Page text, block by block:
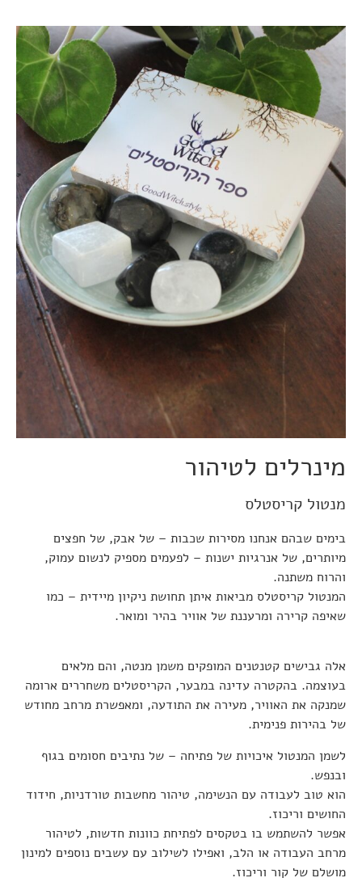
מינרלים לטיהור
מנטול קריסטלס
בימים שבהם אנחנו מסירות שכבות – של אבק, של חפצים
מיותרים, של אנרגיות ישנות – לפעמים מספיק לנשום עמוק,
והרוח משתנה.
המנטול קריסטלס מביאות איתן תחושת ניקיון מיידית – כמו
שאיפה קרירה ומרעננת של אוויר בהיר ומואר.
אלה גבישים קטנטנים המופקים משמן מנטה, והם מלאים
בעוצמה. בהקטרה עדינה במבער, הקריסטלים משחררים ארומה
שמנקה את האוויר, מעירה את התודעה, ומאפשרת מרחב מחודש
של בהירות פנימית.
לשמן המנטול איכויות של פתיחה – של נתיבים חסומים בגוף
ובנפש.
הוא טוב לעבודה עם הנשימה, טיהור מחשבות טורדניות, חידוד
החושים וריכוז.
אפשר להשתמש בו בטקסים לפתיחת כוונות חדשות, לטיהור
מרחב העבודה או הלב, ואפילו לשילוב עם עשבים נוספים למינון
מושלם של קור וריכוז.